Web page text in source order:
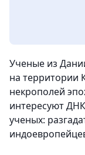
Ученые из
на территории
некрополей
интересуют
ученых: